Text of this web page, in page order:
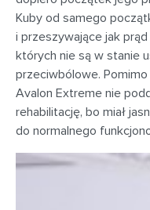
Kuby od samego
i przeszywające jak
których nie są w stanie
przeciwbólowe.
Avalon Extreme nie
rehabilitację, bo miał
do normalnego